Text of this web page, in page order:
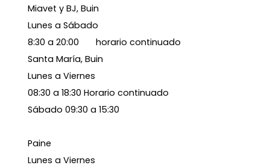
Miavet y BJ, Buin
Lunes a Sábado
8:30 a 20:00 horario continuado
Santa María, Buin
Lunes a Viernes
08:30 a 18:30 Horario continuado
Sábado 09:30 a 15:30
Paine
Lunes a Viernes